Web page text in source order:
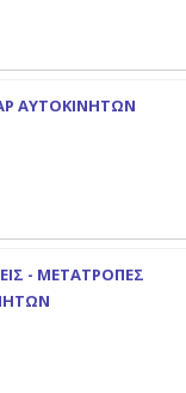
ΑΥΤΟΚΙΝΗΤΩΝ
- ΜΕΤΑΤΡΟΠΕΣ